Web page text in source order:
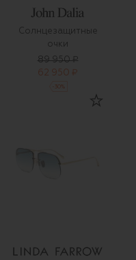
Солнцезащитные
очки
89 950 ₽
62 950 ₽
%